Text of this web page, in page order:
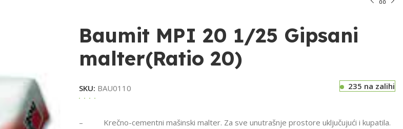
Baumit MPI 20 1/25 Gipsani
malter(Ratio 20)
SKU: BAU0110 235 na zalihi
– Krečno-cementni mašinski malter. Za sve unutrašnje prostore uključujući i kupatila.